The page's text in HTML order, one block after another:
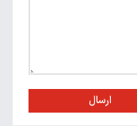
ارسال